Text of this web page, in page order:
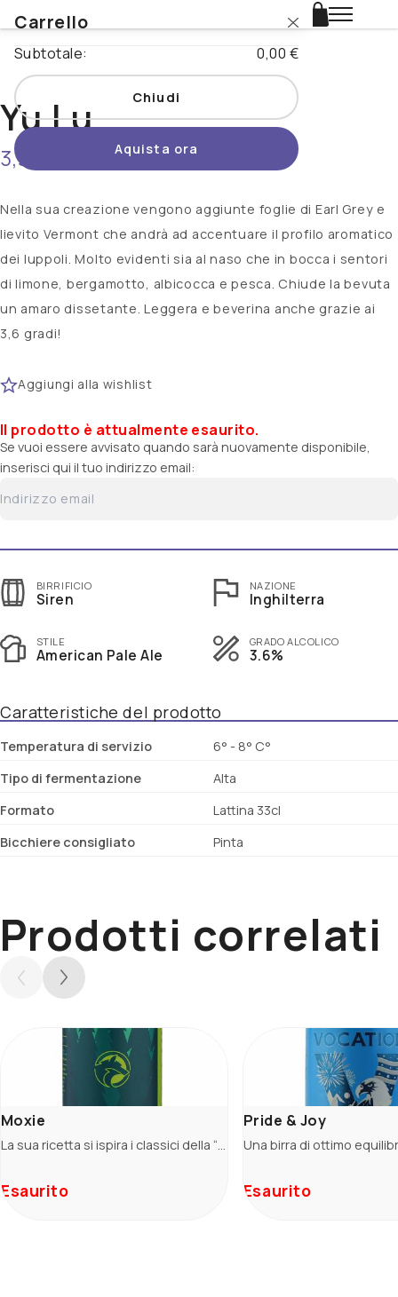
Login
Catalogo
Stili
Nazioni
Promo
Novità
Carrello
Subtotale: 0,00 €
Chiudi
Aquista ora
BIRRIFICIO
Siren
NAZIONE
Inghilterra
STILE
American Pale Ale
GRADO ALCOLICO
3.6%
Yu Lu
3,90 € non disponibile
Nella sua creazione vengono aggiunte foglie di Earl Grey e
lievito Vermont che andrà ad accentuare il profilo aromatico
dei luppoli. Molto evidenti sia al naso che in bocca i sentori
di limone, bergamotto, albicocca e pesca. Chiude la bevuta
un amaro dissetante. Leggera e beverina anche grazie ai
3,6 gradi!
Aggiungi alla wishlist
Il prodotto è attualmente esaurito.
Se vuoi essere avvisato quando sarà nuovamente disponibile,
inserisci qui il tuo indirizzo email:
Caratteristiche del prodotto
Temperatura di servizio
6° - 8° C°
Tipo di fermentazione
Alta
Formato
Lattina 33cl
Bicchiere consigliato
Pinta
Prodotti correlati
Moxie
La sua ricetta si ispira i classici della “Craft Beer Revolution”. La base maltata con le sue leggere note di caramello accompagna i sentori agrumati ed erbacei della luppolatura. Moxie significa Grinta, la quintessenza di IMPAVIDA e da bere sempre.
Esaurito
Pride & Joy
Esaurito